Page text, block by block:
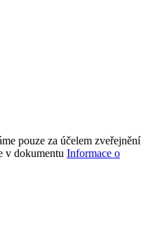
pouze za účelem zveřejnění
v dokumentu Informace o